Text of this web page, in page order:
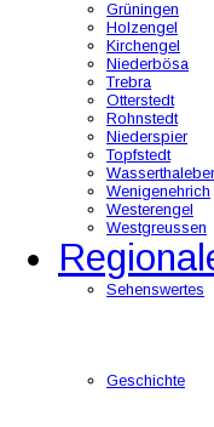
Grüningen
Holzengel
Kirchengel
Niederbösa
Trebra
Otterstedt
Rohnstedt
Niederspier
Topfstedt
Wenigenehrich
Westerengel
Westgreussen
Sehenswertes
Geschichte